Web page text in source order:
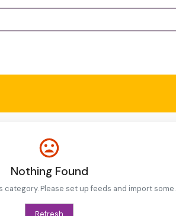
Nothing Found
category. Please set up feeds and import some.